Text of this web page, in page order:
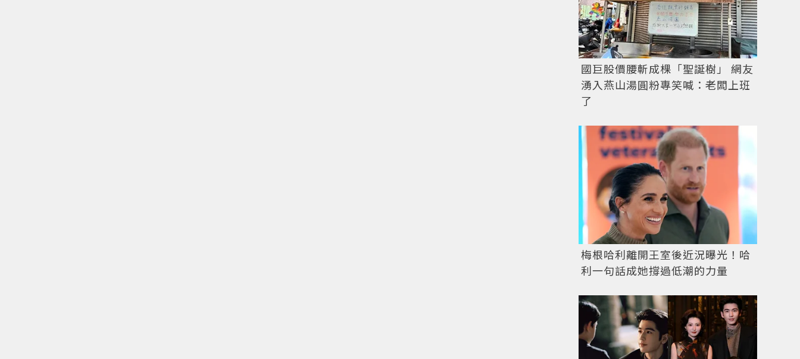
國巨股價腰斬成棵「聖誕樹」 網友
湧入燕山湯圓粉專笑喊：老闆上班
了
梅根哈利離開王室後近況曝光！哈
利一句話成她撐過低潮的力量